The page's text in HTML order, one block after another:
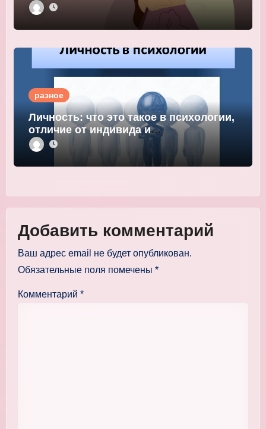
разное
Личность: что это такое в психологии,
отличие от индивида и
индивидуальности
Добавить комментарий
Ваш адрес email не будет опубликован.
Обязательные поля помечены *
Комментарий *